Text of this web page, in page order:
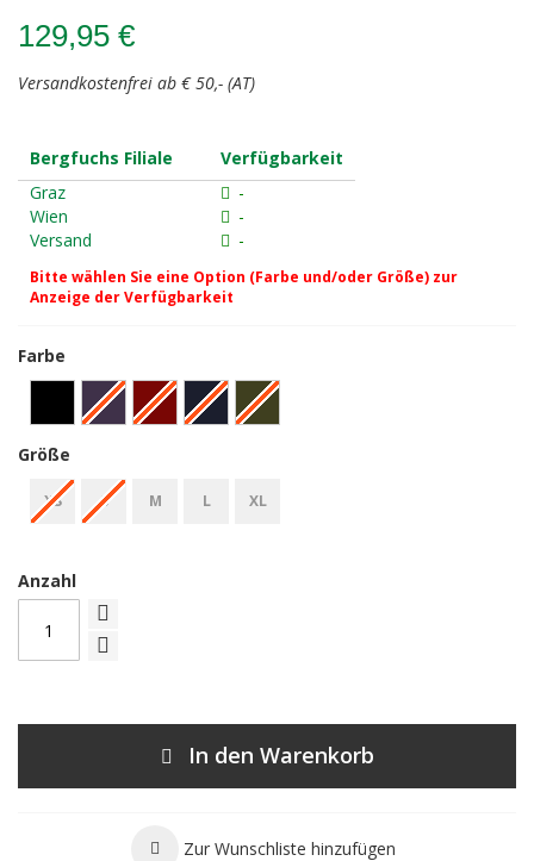
129,95 €
Versandkostenfrei ab € 50,- (AT)
Bergfuchs Filiale
Verfügbarkeit
Graz
-
Wien
-
Versand
-
Bitte wählen Sie eine Option (Farbe und/oder Größe) zur
Anzeige der Verfügbarkeit
Farbe
Größe
XS S M L XL
Anzahl
In den Warenkorb
Zur Wunschliste hinzufügen